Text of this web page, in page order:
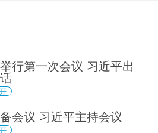
行第一次会议 习近平出
会议 习近平主持会议